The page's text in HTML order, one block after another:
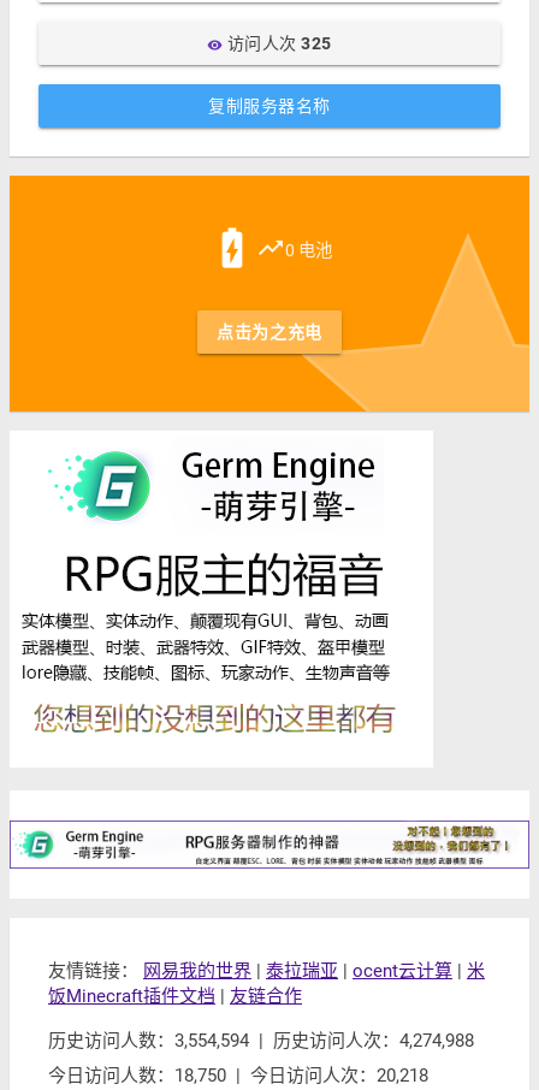
visibility访问人次325
复制服务器名称
battery_charging_full trending_up0 电池
点击为之充电
友情链接： 网易我的世界 | 泰拉瑞亚 | ocent云计算 | 米
饭Minecraft插件文档 | 友链合作
历史访问人数：3,554,594 | 历史访问人次：4,274,988
今日访问人数：18,750 | 今日访问人次：20,218